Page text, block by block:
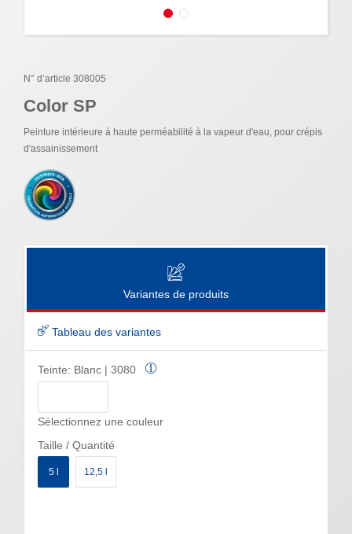
N° d’article 308005
Color SP
Peinture intérieure à haute perméabilité à la vapeur d'eau, pour crépis
d'assainissement
Variantes de produits
Tableau des variantes
Teinte: Blanc | 3080
Sélectionnez une couleur
Taille / Quantité
5 l 12,5 l